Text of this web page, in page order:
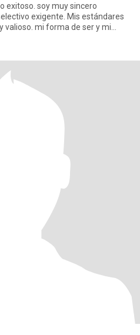
exitoso. soy muy sincero
exigente. Mis estándares
valioso. mi forma de ser y mi